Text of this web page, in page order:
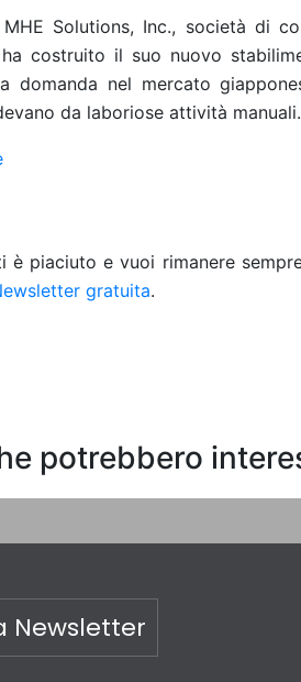
Solutions, Inc., società di
ha costruito il suo nuovo
domanda nel mercato
da laboriose attività manuali.
è piaciuto e vuoi rimanere
gratuita.
potrebbero
Newsletter